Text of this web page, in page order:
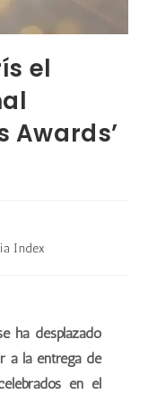
el
Awards’
Index
ha desplazado
a la entrega de
en el